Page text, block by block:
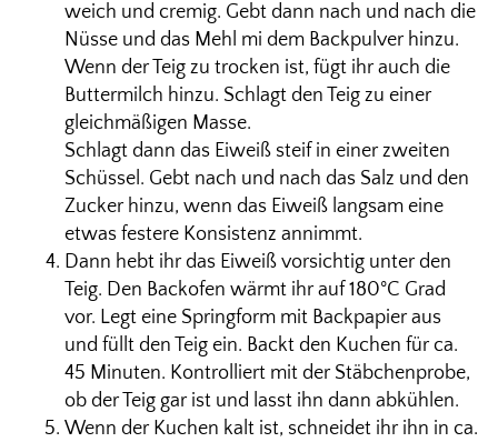
weich und cremig. Gebt dann nach und nach die
Nüsse und das Mehl mi dem Backpulver hinzu.
Wenn der Teig zu trocken ist, fügt ihr auch die
Buttermilch hinzu. Schlagt den Teig zu einer
gleichmäßigen Masse.
Schlagt dann das Eiweiß steif in einer zweiten
Schüssel. Gebt nach und nach das Salz und den
Zucker hinzu, wenn das Eiweiß langsam eine
etwas festere Konsistenz annimmt.
Dann hebt ihr das Eiweiß vorsichtig unter den
Teig. Den Backofen wärmt ihr auf 180°C Grad
vor. Legt eine Springform mit Backpapier aus
und füllt den Teig ein. Backt den Kuchen für ca.
45 Minuten. Kontrolliert mit der Stäbchenprobe,
ob der Teig gar ist und lasst ihn dann abkühlen.
Wenn der Kuchen kalt ist, schneidet ihr ihn in ca.